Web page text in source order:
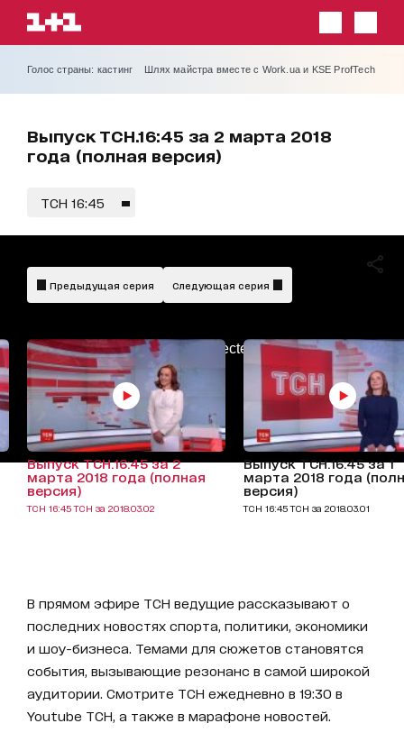
Голос страны: кастинг Шлях майстра вместе с Work.ua и KSE ProfTech
Выпуск ТСН.16:45 за 2 марта 2018
года (полная версия)
ТСН 16:45
AdBlockDetected!
Предыдущая серия Следующая серия
Выпуск ТСН.16:45 за 2
марта 2018 года (полная
версия)
ТСН 16:45 ТСН за 2018.03.02
Выпуск ТСН.16:45 за 1
марта 2018 года
версия)
ТСН 16:45 ТСН за 2018.03.01
В прямом эфире ТСН ведущие рассказывают о
последних новостях спорта, политики, экономики
и шоу-бизнеса. Темами для сюжетов становятся
события, вызывающие резонанс в самой широкой
аудитории. Смотрите ТСН ежедневно в 19:30 в
Youtube ТСН, а также в марафоне новостей.